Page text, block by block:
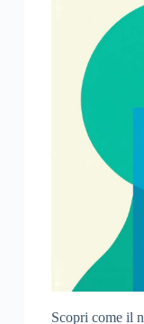
Scopri come il